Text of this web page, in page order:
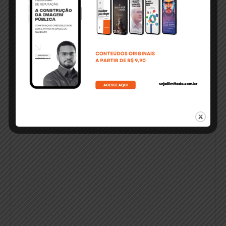
Confira o trailer do filme que estreia no Brasil dia